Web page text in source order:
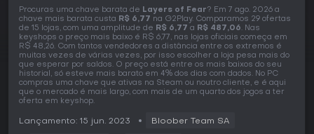
Procuras uma chave barata de Layers of Fear? Em 7 ago. 2026 a
chave mais barata custa R$ 6,77 na G2Play. Comparamos 29 ofertas
de 15 lojas, com uma amplitude de R$ 6,77 a R$ 487,06. Nas
keyshops o preço mais baixo é R$ 6,77, nas lojas oficiais começa em
R$ 48,26. Com tantos vendedores a distância entre os extremos é
muitas vezes de várias vezes, por isso escolher a loja pesa mais do
que esperar por saldos. O preço está entre os mais baixos do seu
historial, só esteve mais barato em 4% dos dias com dados. No PC
compras uma chave que ativas na Steam ou noutro cliente, e é aqui
que o mercado é mais largo, com mais de um quarto dos jogos a ter
oferta em keyshop.
Lançamento: 15 jun. 2023 Bloober Team SA